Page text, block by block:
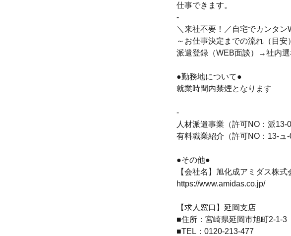
仕事できます。
-
＼来社不要！／自宅でカンタ
～お仕事決定までの流れ（目安
派遣登録（WEB面談）→社内
●勤務地について●
就業時間内禁煙となります
-
人材派遣事業（許可NO：派13-
有料職業紹介（許可NO：13-ュ
●その他●
【会社名】旭化成アミダス株式
https://www.amidas.co.jp/
【求人窓口】延岡支店
■住所：宮崎県延岡市旭町2-1-3
■TEL：0120-213-477